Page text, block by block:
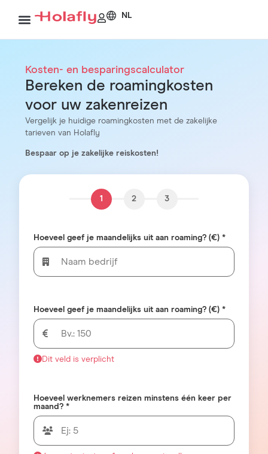
NL
Kosten- en besparingscalculator
Bereken de roamingkosten
voor uw zakenreizen
Vergelijk je huidige roamingkosten met de zakelijke
tarieven van Holafly
Bespaar op je zakelijke reiskosten!
1 2 3
Hoeveel geef je maandelijks uit aan roaming? (€) *
Hoeveel geef je maandelijks uit aan roaming? (€) *
Dit veld is verplicht
Hoeveel werknemers reizen minstens één keer per
maand? *